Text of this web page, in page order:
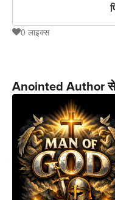
0 लाइक्स
Anointed Author